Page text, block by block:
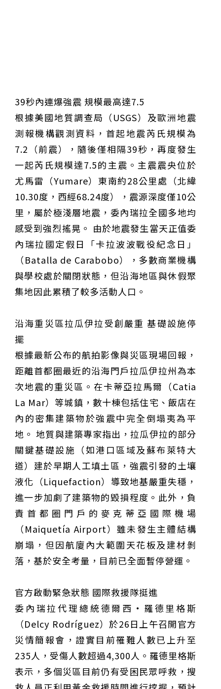
39秒內連爆強震 規模最高達7.5
根據美國地質調查局（USGS）及歐洲地震
測報機構觀測資料，首起地震芮氏規模為
7.2（前震），隨後僅相隔39秒，再度發生
一起芮氏規模達7.5的主震。主震震央位於
尤馬雷（Yumare）東南約28公里處（北緯
10.30度，西經68.24度），震源深度僅10公
里，屬於極淺層地震，委內瑞拉全國多地均
感受到強烈搖晃。 由於地震發生當天正值委
內瑞拉國定假日「卡拉波波戰役紀念日」
（Batalla de Carabobo），多數商業機構
與學校處於關閉狀態，但沿海地區與休假聚
集地因此累積了較多活動人口。
沿海重災區拉瓜伊拉受創嚴重 基礎設施停
擺
根據最新公布的航拍影像與災區現場回報，
距離首都圈最近的沿海門戶拉瓜伊拉州為本
次地震的重災區。在卡蒂亞拉馬爾（Catia
La Mar）等城鎮，數十棟包括住宅、飯店在
內的密集建築物於強震中完全倒塌夷為平
地。 地質與建築專家指出，拉瓜伊拉的部分
關鍵基礎設施（如港口區域及蘇布萊特大
道）建於早期人工填土區，強震引發的土壤
液化（Liquefaction）導致地基嚴重失穩，
進一步加劇了建築物的毀損程度。此外，負
責首都圈門戶的麥克蒂亞國際機場
（Maiquetía Airport）雖未發生主體結構
崩塌，但因航廈內大範圍天花板及建材剝
落，基於安全考量，目前已全面暫停營運。
官方啟動緊急狀態 國際救援隊挺進
委內瑞拉代理總統德爾西·羅德里格斯
（Delcy Rodríguez）於26日上午召開官方
災情簡報會，證實目前罹難人數已上升至
235人，受傷人數超過4,300人。羅德里格斯
表示，多個災區目前仍有受困民眾呼救，搜